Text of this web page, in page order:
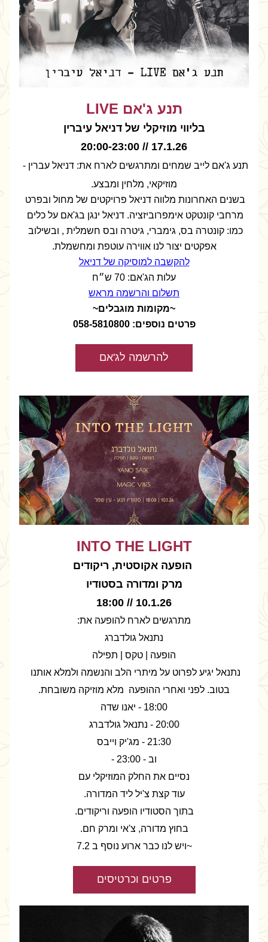
תנע ג'אם LIVE
בליווי מוזיקלי של דניאל עיברין
17.1.26 // 20:00-23:00
מוזיקאי, מלחין ומבצע.
אפקטים יצור לנו אווירה עוטפת ומחשמלת.
להקשבה למוסיקה של דניאל
עלות הג'אם: 70 ש״ח
תשלום והרשמה מראש
~מקומות מוגבלים~
פרטים נוספים: 058-5810800
להרשמה לג'אם
INTO THE LIGHT
הופעה אקוסטית, ריקודים
מרק ומדורה בסטודיו
10.1.26 // 18:00
מתרגשים לארח להופעה את:
נתנאל גולדברג
הופעה | טקס | תפילה
בטוב. לפני ואחרי ההופעה  מלא מוזיקה משובחת.
18:00 - יאנו שדה
20:00 - נתנאל גולדברג
21:30 - מג'יק וייבס
וב - 23:00 -
נסיים את החלק המוזיקלי עם
עוד קצת צ'יל ליד המדורה.
בתוך הסטודיו הופעה וריקודים.
בחוץ מדורה, צ'אי ומרק חם.
~ויש לנו כבר ארוע נוסף ב 7.2
פרטים וכרטיסים